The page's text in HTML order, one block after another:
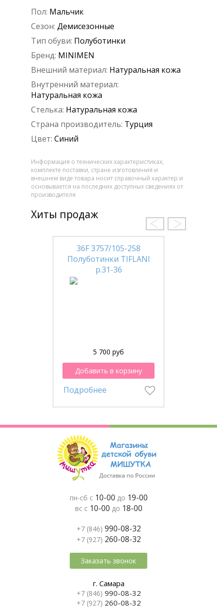
Пол: Мальчик
Сезон: Демисезонные
Тип обуви: Полуботинки
Бренд: MINIMEN
Внешний материал: Натуральная кожа
Внутренний материал:
Натуральная кожа
Стелька: Натуральная кожа
Страна производитель: Турция
Цвет: Синий
Информация о технических характеристиках,
комплекте поставки, стране изготовления и
внешнем виде товара носит справочный характер и
основывается на последних доступных сведениях от
производителя
Хиты продаж
36F 3757/105-258
Полуботинки TIFLANI
р.31-36
5 700 руб
Добавить в корзину
Подробнее
пн-сб с 10-00 до 19-00
вс с 10-00 до 18-00
+7 (846) 990-08-32
+7 (927) 260-08-32
Заказать звонок
г. Самара
+7 (846) 990-08-32
+7 (927) 260-08-32